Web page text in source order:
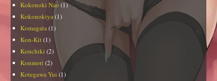
Kokonoki Nao (1)
Kokonokiya(1)
Komagata(1)
Kon-Kit(1)
Konchiki (2)
Konmori (2)
Kotegawa Yui (1)